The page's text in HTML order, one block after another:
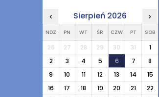
‹ Sierpień 2026 ›
NDZ PN WT ŚR CZW PT SOB
26 27 28 29 30 31
1
2
3 4 5 6 7
8
9
10 11 12 13 14
15
16
17 18 19 20 21
22